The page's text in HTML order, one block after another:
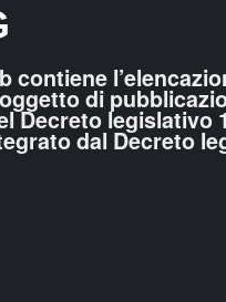
contiene
di
Decreto legislativo
dal Decreto